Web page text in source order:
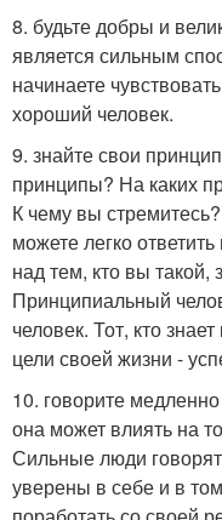
8. будьте добры и
является сильным
начинаете
хороший человек.
9. знайте свои
принципы? На каких
К чему вы
можете легко
над тем, кто вы
Принципиальный
человек. Тот, кто
цели своей жизни -
10. говорите
она может влиять на
Сильные люди
уверены в себе и в